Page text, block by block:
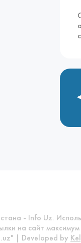
- Info Uz.
на сайт
| Developed by